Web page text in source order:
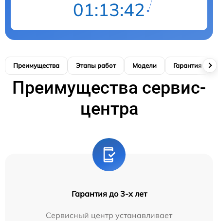
01:13:41
Преимущества Этапы работ Модели Гарантия
Преимущества сервис-
центра
Гарантия до 3-х лет
Сервисный центр устанавливает